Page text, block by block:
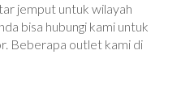
jemput untuk wilayah
bisa hubungi kami untuk
Beberapa outlet kami di